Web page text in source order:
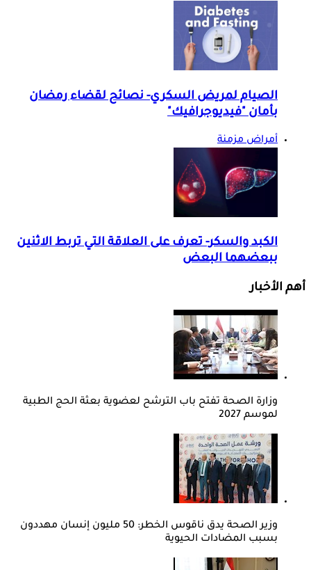
الصيام لمريض السكري- نصائح لقضاء رمضان
بأمان "فيديوجرافيك"
أمراض مزمنة
الكبد والسكر- تعرف على العلاقة التي تربط الاثنين
ببعضهما البعض
أهم الأخبار
وزارة الصحة تفتح باب الترشح لعضوية بعثة الحج الطبية
لموسم 2027
وزير الصحة يدق ناقوس الخطر: 50 مليون إنسان مهددون
بسبب المضادات الحيوية